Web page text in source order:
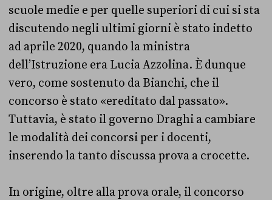
scuole medie e per quelle superiori di cui si sta
discutendo negli ultimi giorni è stato indetto
ad aprile 2020, quando la ministra
dell’Istruzione era Lucia Azzolina. È dunque
vero, come sostenuto da Bianchi, che il
concorso è stato «ereditato dal passato».
Tuttavia, è stato il governo Draghi a cambiare
le modalità dei concorsi per i docenti,
inserendo la tanto discussa prova a crocette.
In origine, oltre alla prova orale, il concorso